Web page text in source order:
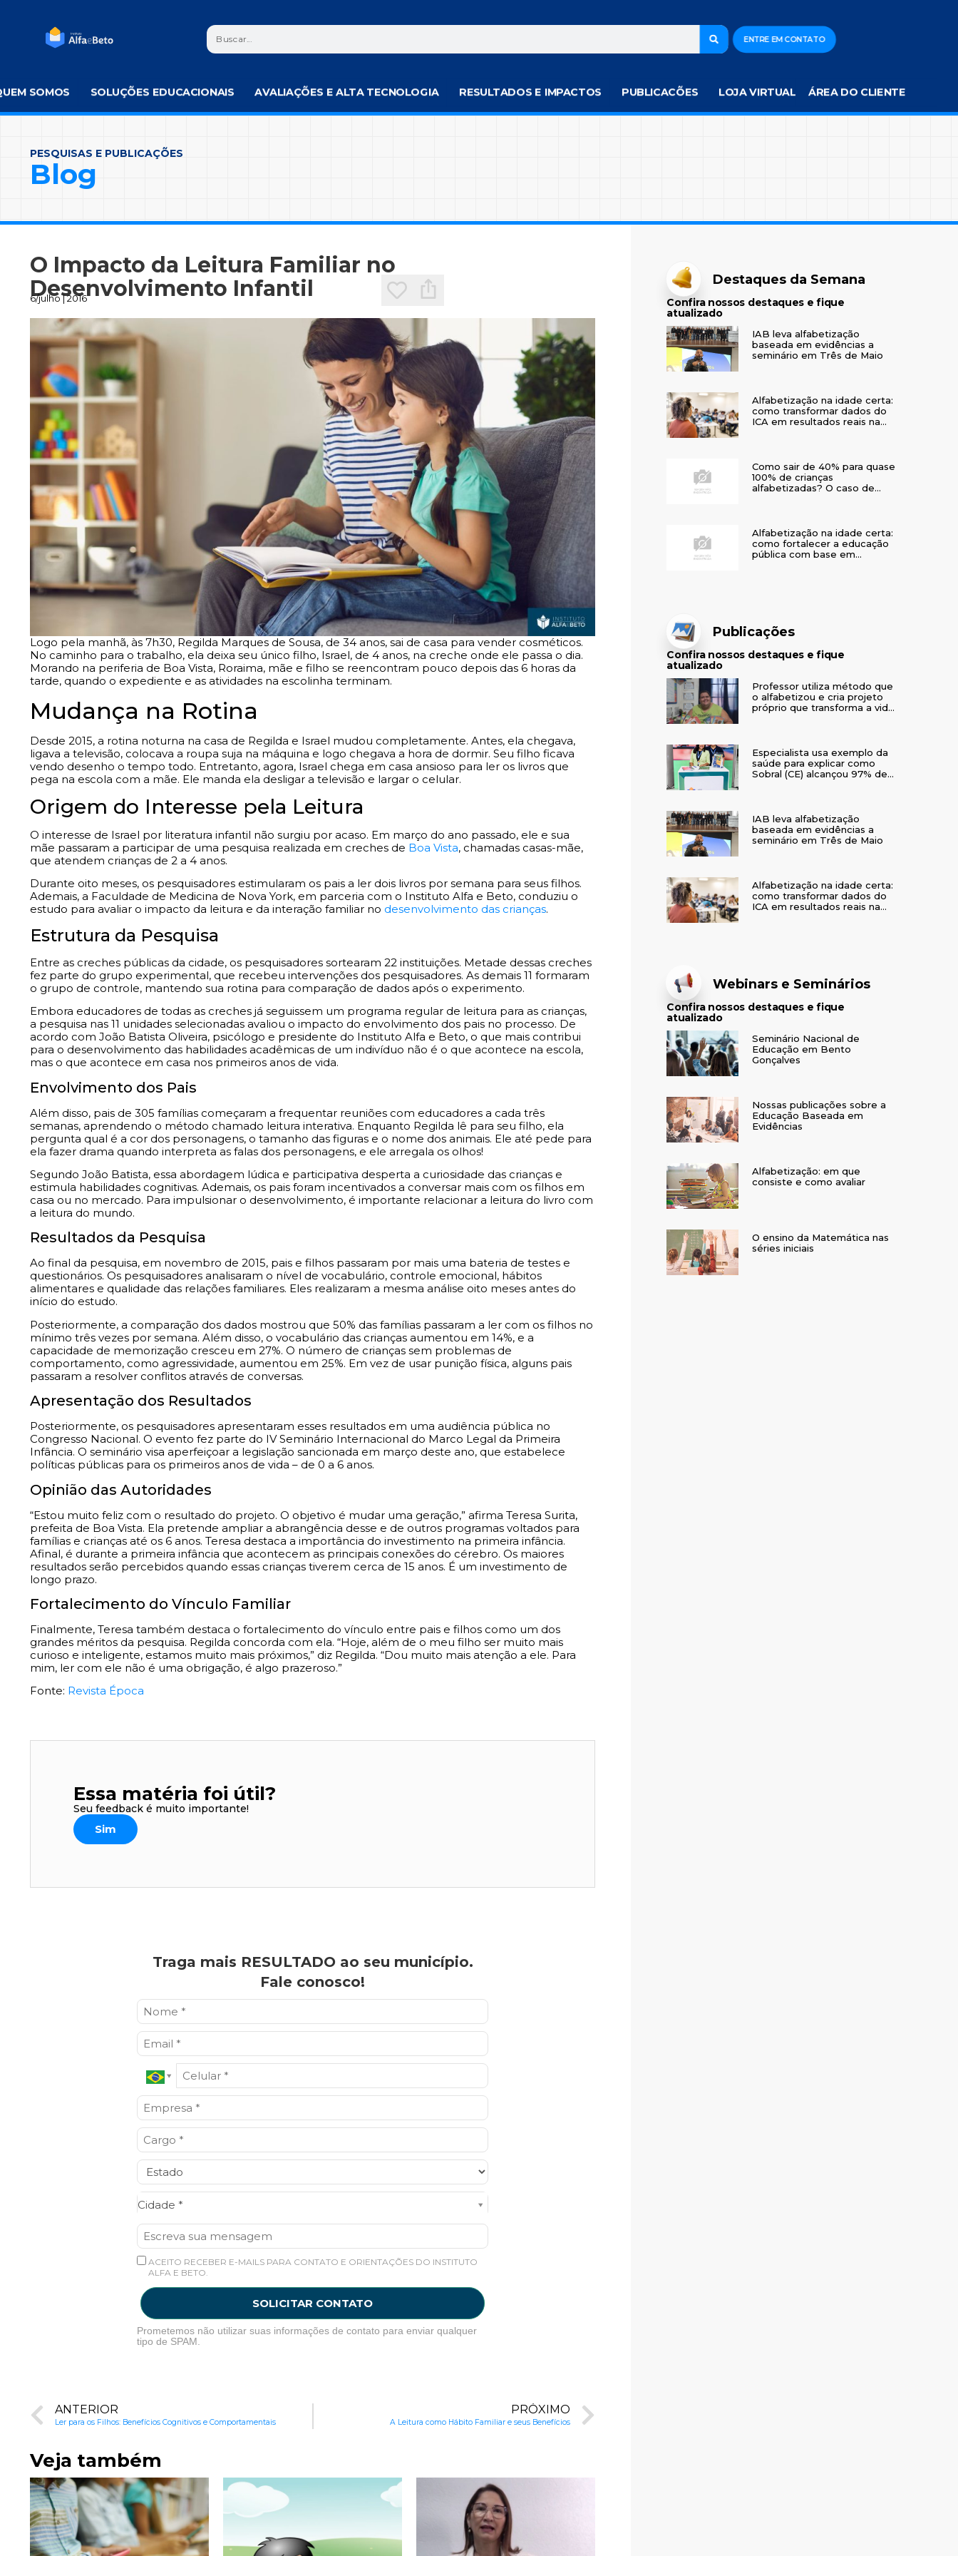
ENTRE EM CONTATO
SOMOS SOLUÇÕES EDUCACIONAIS AVALIAÇÕES E ALTA TECNOLOGIA RESULTADOS E IMPACTOS PUBLICACÕES LOJA VIRTUAL ÁREA DO CLIENTE
PESQUISAS E PUBLICAÇÕES
Blog
O Impacto da Leitura Familiar no
Desenvolvimento Infantil
6/julho | 2016
Logo pela manhã, às 7h30, Regilda Marques de Sousa, de 34 anos, sai de casa para vender cosméticos.
No caminho para o trabalho, ela deixa seu único filho, Israel, de 4 anos, na creche onde ele passa o dia.
Morando na periferia de Boa Vista, Roraima, mãe e filho se reencontram pouco depois das 6 horas da
tarde, quando o expediente e as atividades na escolinha terminam.
Mudança na Rotina
Desde 2015, a rotina noturna na casa de Regilda e Israel mudou completamente. Antes, ela chegava,
ligava a televisão, colocava a roupa suja na máquina e logo chegava a hora de dormir. Seu filho ficava
vendo desenho o tempo todo. Entretanto, agora, Israel chega em casa ansioso para ler os livros que
pega na escola com a mãe. Ele manda ela desligar a televisão e largar o celular.
Origem do Interesse pela Leitura
O interesse de Israel por literatura infantil não surgiu por acaso. Em março do ano passado, ele e sua
mãe passaram a participar de uma pesquisa realizada em creches de Boa Vista, chamadas casas-mãe,
que atendem crianças de 2 a 4 anos.
Durante oito meses, os pesquisadores estimularam os pais a ler dois livros por semana para seus filhos.
Ademais, a Faculdade de Medicina de Nova York, em parceria com o Instituto Alfa e Beto, conduziu o
estudo para avaliar o impacto da leitura e da interação familiar no desenvolvimento das crianças.
Estrutura da Pesquisa
Entre as creches públicas da cidade, os pesquisadores sortearam 22 instituições. Metade dessas creches
fez parte do grupo experimental, que recebeu intervenções dos pesquisadores. As demais 11 formaram
o grupo de controle, mantendo sua rotina para comparação de dados após o experimento.
Embora educadores de todas as creches já seguissem um programa regular de leitura para as crianças,
a pesquisa nas 11 unidades selecionadas avaliou o impacto do envolvimento dos pais no processo. De
acordo com João Batista Oliveira, psicólogo e presidente do Instituto Alfa e Beto, o que mais contribui
para o desenvolvimento das habilidades acadêmicas de um indivíduo não é o que acontece na escola,
mas o que acontece em casa nos primeiros anos de vida.
Envolvimento dos Pais
Além disso, pais de 305 famílias começaram a frequentar reuniões com educadores a cada três
semanas, aprendendo o método chamado leitura interativa. Enquanto Regilda lê para seu filho, ela
pergunta qual é a cor dos personagens, o tamanho das figuras e o nome dos animais. Ele até pede para
ela fazer drama quando interpreta as falas dos personagens, e ele arregala os olhos!
Segundo João Batista, essa abordagem lúdica e participativa desperta a curiosidade das crianças e
estimula habilidades cognitivas. Ademais, os pais foram incentivados a conversar mais com os filhos em
casa ou no mercado. Para impulsionar o desenvolvimento, é importante relacionar a leitura do livro com
a leitura do mundo.
Resultados da Pesquisa
Ao final da pesquisa, em novembro de 2015, pais e filhos passaram por mais uma bateria de testes e
questionários. Os pesquisadores analisaram o nível de vocabulário, controle emocional, hábitos
alimentares e qualidade das relações familiares. Eles realizaram a mesma análise oito meses antes do
início do estudo.
Posteriormente, a comparação dos dados mostrou que 50% das famílias passaram a ler com os filhos no
mínimo três vezes por semana. Além disso, o vocabulário das crianças aumentou em 14%, e a
capacidade de memorização cresceu em 27%. O número de crianças sem problemas de
comportamento, como agressividade, aumentou em 25%. Em vez de usar punição física, alguns pais
passaram a resolver conflitos através de conversas.
Apresentação dos Resultados
Posteriormente, os pesquisadores apresentaram esses resultados em uma audiência pública no
Congresso Nacional. O evento fez parte do IV Seminário Internacional do Marco Legal da Primeira
Infância. O seminário visa aperfeiçoar a legislação sancionada em março deste ano, que estabelece
políticas públicas para os primeiros anos de vida – de 0 a 6 anos.
Opinião das Autoridades
“Estou muito feliz com o resultado do projeto. O objetivo é mudar uma geração,” afirma Teresa Surita,
prefeita de Boa Vista. Ela pretende ampliar a abrangência desse e de outros programas voltados para
famílias e crianças até os 6 anos. Teresa destaca a importância do investimento na primeira infância.
Afinal, é durante a primeira infância que acontecem as principais conexões do cérebro. Os maiores
resultados serão percebidos quando essas crianças tiverem cerca de 15 anos. É um investimento de
longo prazo.
Fortalecimento do Vínculo Familiar
Finalmente, Teresa também destaca o fortalecimento do vínculo entre pais e filhos como um dos
grandes méritos da pesquisa. Regilda concorda com ela. “Hoje, além de o meu filho ser muito mais
curioso e inteligente, estamos muito mais próximos,” diz Regilda. “Dou muito mais atenção a ele. Para
mim, ler com ele não é uma obrigação, é algo prazeroso.”
Fonte: Revista Época
Essa matéria foi útil?
Seu feedback é muito importante!
Sim
Traga mais RESULTADO ao seu município.
Fale conosco!
Cidade *
Cidade*
ACEITO RECEBER E-MAILS PARA CONTATO E ORIENTAÇÕES DO INSTITUTO
ALFA E BETO.
SOLICITAR CONTATO
Prometemos não utilizar suas informações de contato para enviar qualquer
tipo de SPAM.
ANTERIOR
Ler para os Filhos: Benefícios Cognitivos e Comportamentais
PRÓXIMO
A Leitura como Hábito Familiar e seus Benefícios
Veja também
Destaques da Semana
Confira nossos destaques e fique
atualizado
IAB leva alfabetização
baseada em evidências a
seminário em Três de Maio
Alfabetização na idade certa:
como transformar dados do
ICA em resultados reais na
Como sair de 40% para quase
100% de crianças
alfabetizadas? O caso de
Alfabetização na idade certa:
como fortalecer a educação
pública com base em
Publicações
Confira nossos destaques e fique
atualizado
Professor utiliza método que
o alfabetizou e cria projeto
próprio que transforma a vida
Especialista usa exemplo da
saúde para explicar como
Sobral (CE) alcançou 97% de
IAB leva alfabetização
baseada em evidências a
seminário em Três de Maio
Alfabetização na idade certa:
como transformar dados do
ICA em resultados reais na
Webinars e Seminários
Confira nossos destaques e fique
atualizado
Seminário Nacional de
Educação em Bento
Gonçalves
Nossas publicações sobre a
Educação Baseada em
Evidências
Alfabetização: em que
consiste e como avaliar
O ensino da Matemática nas
séries iniciais